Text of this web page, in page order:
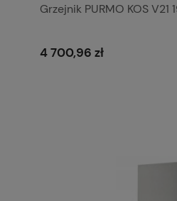
Grzejnik PURMO KOS
4 700,96 zł